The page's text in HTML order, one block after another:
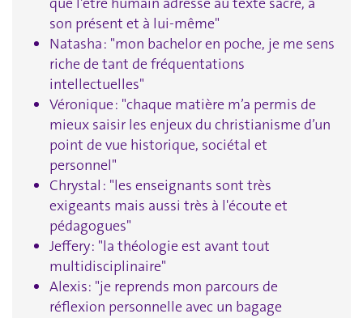
son présent et à lui-même"
Natasha : "mon bachelor en poche, je me sens
riche de tant de fréquentations
intellectuelles"
Véronique : "chaque matière m’a permis de
mieux saisir les enjeux du christianisme d’un
point de vue historique, sociétal et
personnel"
Chrystal : "les enseignants sont très
exigeants mais aussi très à l'écoute et
pédagogues"
Jeffery : "la théologie est avant tout
multidisciplinaire"
Alexis: "je reprends mon parcours de
réflexion personnelle avec un bagage